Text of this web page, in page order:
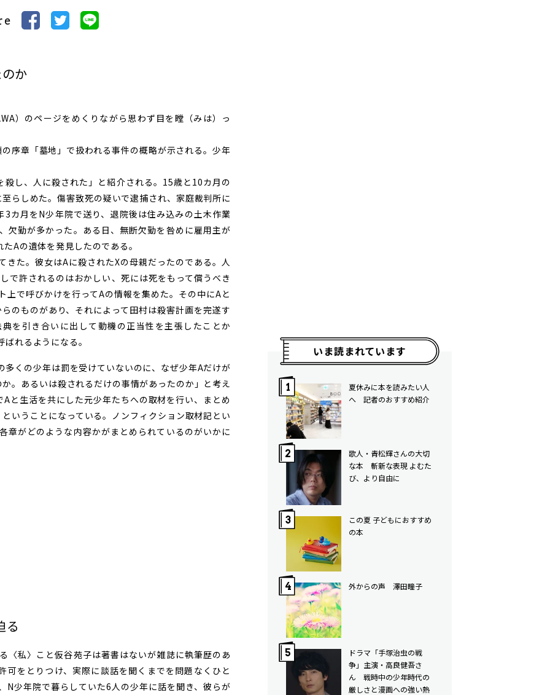
か
）のページをめくりながら思わず目を瞠（みは）っ
章「墓地」で扱われる事件の概略が示される。少年
し、人に殺された」と紹介される。15歳と10カ月の
らしめた。傷害致死の疑いで逮捕され、家庭裁判所に
カ月をN少年院で送り、退院後は住み込みの土木作業
欠勤が多かった。ある日、無断欠勤を咎めに雇用主が
Aの遺体を発見したのである。
た。彼女はAに殺されたXの母親だったのである。人
で許されるのはおかしい、死には死をもって償うべき
上で呼びかけを行ってAの情報を集めた。その中にAと
のものがあり、それによって田村は殺害計画を完遂す
を引き合いに出して動機の正当性を主張したことか
れるようになる。
くの少年は罰を受けていないのに、なぜ少年Aだけが
。あるいは殺されるだけの事情があったのか」と考え
と生活を共にした元少年たちへの取材を行い、まとめ
いうことになっている。ノンフィクション取材記とい
章がどのような内容かがまとめられているのがいかに
る
私〉こと仮谷苑子は著書はないが雑誌に執筆歴のあ
可をとりつけ、実際に談話を聞くまでを問題なくひと
N少年院で暮らしていた6人の少年に話を聞き、彼らが
いま読まれています
夏休みに本を読みたい人
へ 記者のおすすめ紹介
歌人・青松輝さんの大切
な本 斬新な表現 よむた
び、より自由に
この夏 子どもにおすすめ
の本
外からの声 澤田瞳子
ドラマ「手塚治虫の戦
争」主演・高良健吾さ
ん 戦時中の少年時代の
厳しさと漫画への強い熱